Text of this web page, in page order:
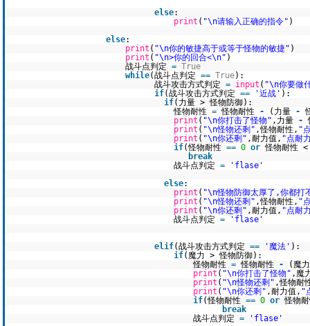
else:
print ( "\n请输入正确的指令" )
else:
print ( "\n你的敏捷高于或等于怪物的敏捷" )
print ( "\n>你的回合<\n" )
战斗点判定 = True
while(战斗点判定 == True):
战斗攻击方式判定 = input ( "\n你要做
if(战斗攻击方式判定 == '近战' ):
if(力量 > 怪物防御):
怪物耐性 = 怪物耐性 - (力量 -
print ( "\n你打击了怪物" ,力量 -
print ( "\n怪物还剩" ,怪物耐性, "
print ( "\n你还剩" ,耐力值, "点耐
if(怪物耐性 == 0 or 怪物耐性
break
战斗点判定 =
'flase'
else:
print ( "\n怪物防御太厚了,你都打
print ( "\n怪物还剩" ,怪物耐性, "
print ( "\n你还剩" ,耐力值, "点耐
战斗点判定 = 'flase'
elif(战斗攻击方式判定 == '魔法' ):
if(魔力 > 怪物防御):
怪物耐性 = 怪物耐性 -
(魔
print ( "\n你打击了怪物" ,魔
print ( "\n怪物还剩" ,怪物耐
print ( "\n你还剩" ,耐力值, "
if(怪物耐性 == 0 or 怪物
break
战斗点判定 =
'flase'